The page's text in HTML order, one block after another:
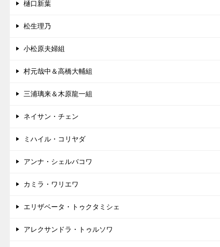
樋口新葉
松生理乃
小松原夫婦組
村元哉中＆高橋大輔組
三浦璃来＆木原龍一組
ネイサン・チェン
ミハイル・コリヤダ
アンナ・シェルバコワ
カミラ・ワリエワ
エリザベータ・トゥクタミシェ
アレクサンドラ・トゥルソワ